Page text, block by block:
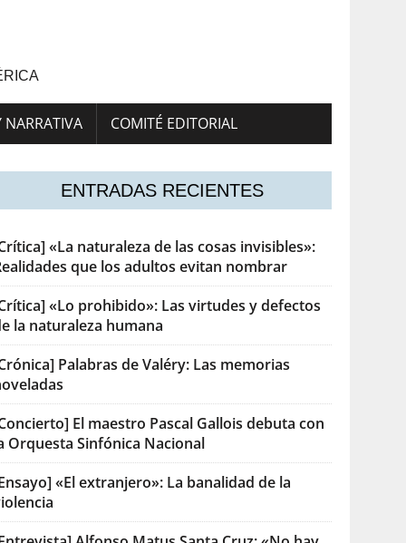
NARRATIVA COMITÉ EDITORIAL
ENTRADAS RECIENTES
«La naturaleza de las cosas invisibles»:
que los adultos evitan nombrar
«Lo prohibido»: Las virtudes y defectos
la naturaleza humana
Palabras de Valéry: Las memorias
El maestro Pascal Gallois debuta con
Orquesta Sinfónica Nacional
«El extranjero»: La banalidad de la